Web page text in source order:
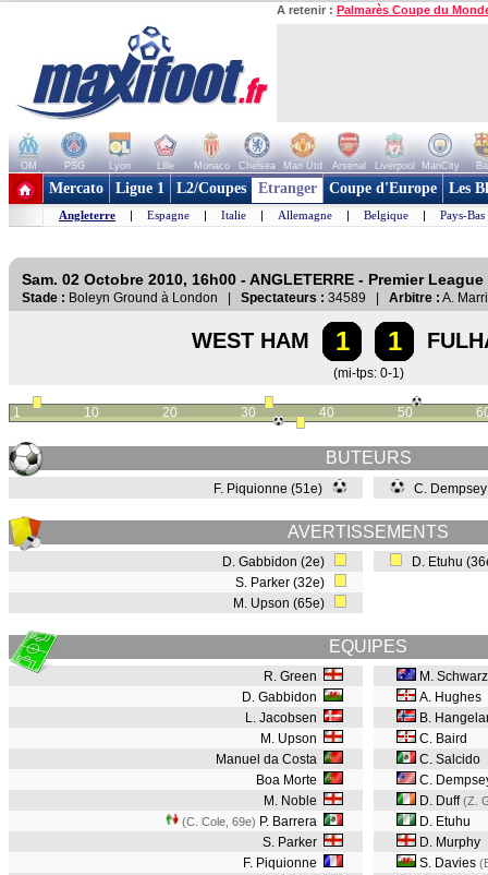
A retenir : Palmarès Coupe du
OM PSG Lyon Lille Monaco Chelsea Man Utd Arsenal Liverpool ManCity
+ de clubs
Mercato Ligue 1 L2/Coupes Etranger Coupe d'Europe Les
Angleterre | Espagne | Italie | Allemagne | Belgique | Pays-Bas
Sam. 02 Octobre 2010, 16h00 - ANGLETERRE - Premier League
Stade : Boleyn Ground à London | Spectateurs : 34589 | Arbitre : A.
WEST HAM 1 1
(mi-tps: 0-1)
1 10 20 30 40 50
BUTEURS
F. Piquionne (51e) C.
AVERTISSEMENTS
D. Gabbidon (2e)
S. Parker (32e)
M. Upson (65e)
D. Etuhu
EQUIPES
R. Green
D. Gabbidon
L. Jacobsen
M. Upson
Manuel da Costa
Boa Morte
M. Noble
(C. Cole, 69e) P. Barrera
S. Parker
F. Piquionne
M.
A. Hughes
B.
C. Baird
C. Salcido
C.
D. Duff(Z.
D. Etuhu
D. Murphy
S. Davies